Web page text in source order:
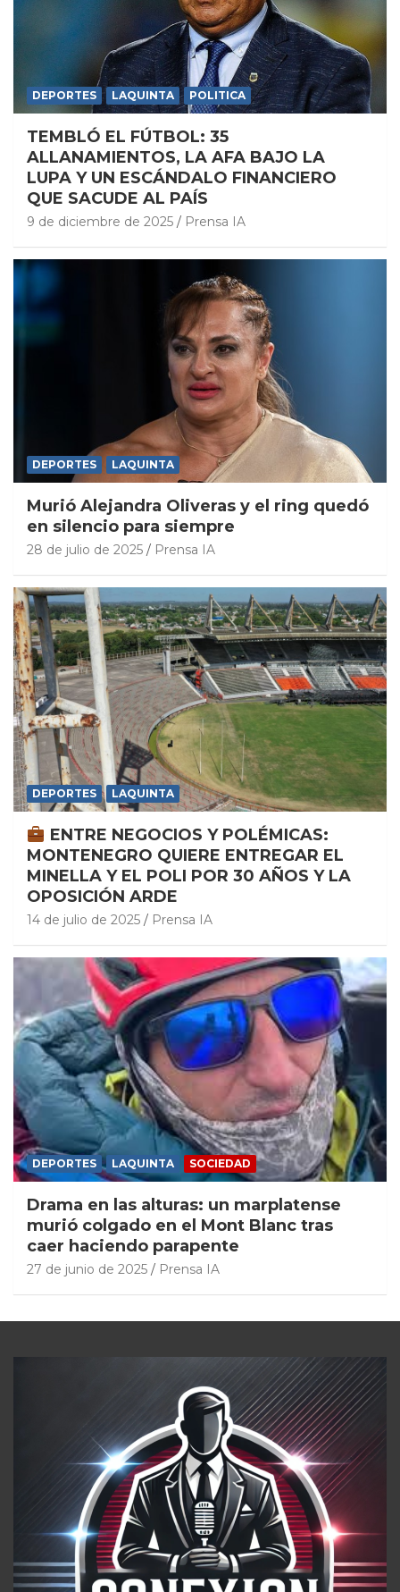
DEPORTES LAQUINTA POLITICA
TEMBLÓ EL FÚTBOL: 35
ALLANAMIENTOS, LA AFA BAJO LA
LUPA Y UN ESCÁNDALO FINANCIERO
QUE SACUDE AL PAÍS
9 de diciembre de 2025 Prensa IA
DEPORTES LAQUINTA
Murió Alejandra Oliveras y el ring quedó
en silencio para siempre
28 de julio de 2025 Prensa IA
DEPORTES LAQUINTA
ENTRE NEGOCIOS Y POLÉMICAS:
MONTENEGRO QUIERE ENTREGAR EL
MINELLA Y EL POLI POR 30 AÑOS Y LA
OPOSICIÓN ARDE
14 de julio de 2025 Prensa IA
DEPORTES LAQUINTA SOCIEDAD
Drama en las alturas: un marplatense
murió colgado en el Mont Blanc tras
caer haciendo parapente
27 de junio de 2025 Prensa IA